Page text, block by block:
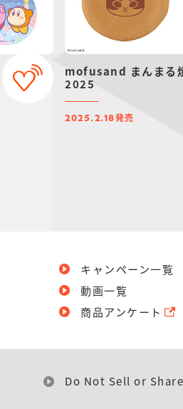
mofusand まんまる
2025
2025.2.18発売
キャンペーン一覧
動画一覧
商品アンケート
Do Not Sell or